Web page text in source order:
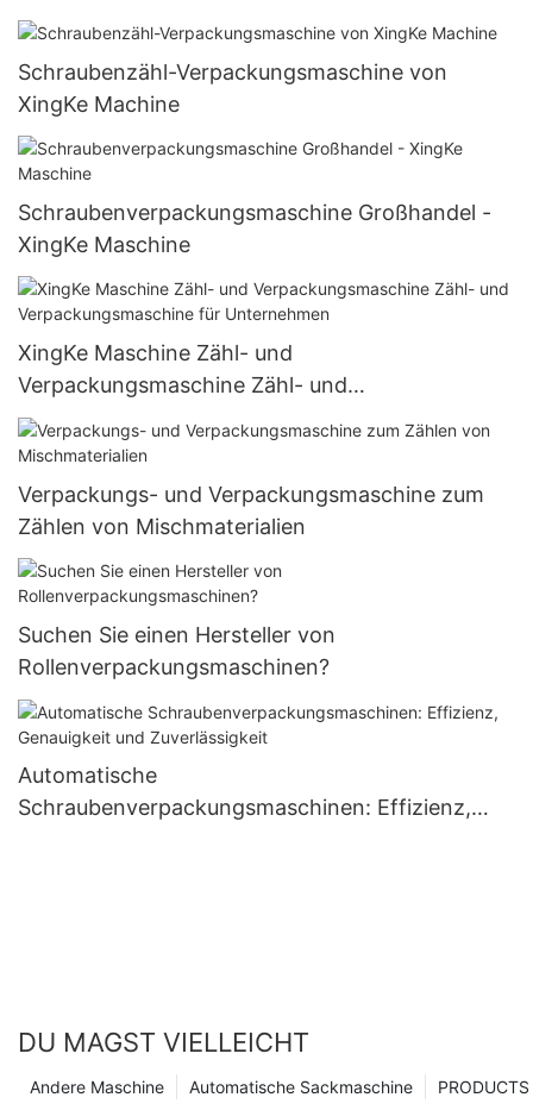
Schraubenzähl-Verpackungsmaschine von
XingKe Machine
Schraubenverpackungsmaschine Großhandel -
XingKe Maschine
XingKe Maschine Zähl- und
Verpackungsmaschine Zähl- und
Verpackungsmaschine für Unternehmen
Verpackungs- und Verpackungsmaschine zum
Zählen von Mischmaterialien
Suchen Sie einen Hersteller von
Rollenverpackungsmaschinen?
Automatische
Schraubenverpackungsmaschinen: Effizienz,
DU MAGST VIELLEICHT
PRODUCTS
Automatische Sackmaschine
Andere Maschine